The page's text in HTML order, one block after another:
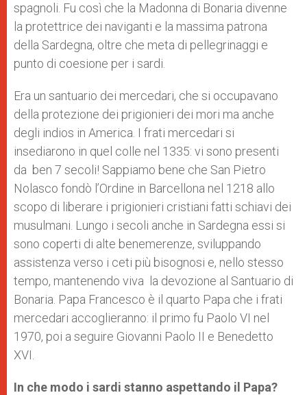
spagnoli. Fu così che la Madonna di Bonaria divenne
la protettrice dei naviganti e la massima patrona
della Sardegna, oltre che meta di pellegrinaggi e
punto di coesione per i sardi.
Era un santuario dei mercedari, che si occupavano
della protezione dei prigionieri dei mori ma anche
degli indios in America. I frati mercedari si
insediarono in quel colle nel 1335: vi sono presenti
da ben 7 secoli! Sappiamo bene che San Pietro
Nolasco fondò l’Ordine in Barcellona nel 1218 allo
scopo di liberare i prigionieri cristiani fatti schiavi dei
musulmani. Lungo i secoli anche in Sardegna essi si
sono coperti di alte benemerenze, sviluppando
assistenza verso i ceti più bisognosi e, nello stesso
tempo, mantenendo viva la devozione al Santuario di
Bonaria. Papa Francesco è il quarto Papa che i frati
mercedari accoglieranno: il primo fu Paolo VI nel
1970, poi a seguire Giovanni Paolo II e Benedetto
XVI.
In che modo i sardi stanno aspettando il Papa?